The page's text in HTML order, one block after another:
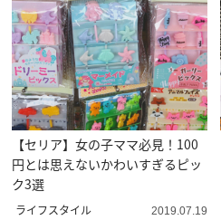
【セリア】女の子ママ必見！100
円とは思えないかわいすぎるピッ
ク3選
ライフスタイル 2019.07.19